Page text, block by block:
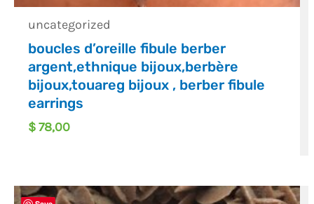
uncategorized
boucles d’oreille fibule berber
argent,ethnique bijoux,berbère
bijoux,touareg bijoux , berber fibule
earrings
$78,00